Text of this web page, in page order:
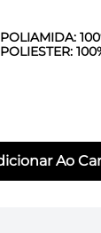
POLIAMIDA:
POLIESTER: